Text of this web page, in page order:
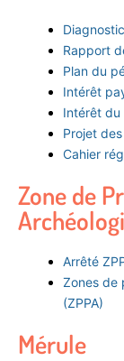
Rapport
Plan du
Intérêt
Intérêt du
Projet
Cahier
Zone de
Arrêté
Zones de
(ZPPA)
Mérule